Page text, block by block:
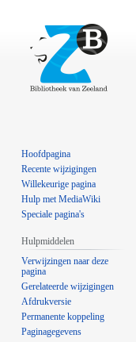
Hoofdpagina
Recente wijzigingen
Willekeurige pagina
Hulp met MediaWiki
Speciale pagina's
Hulpmiddelen
Verwijzingen naar deze
pagina
Gerelateerde wijzigingen
Afdrukversie
Permanente koppeling
Paginagegevens